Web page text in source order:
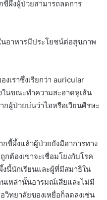
ผึ้งผู้ป่วยสามารถลดการ
อาหารมีประโยชน์ต่อสุขภาพ
เราซึ่งเรียกว่า auricular
ในขณะทำความสะอาดหูเส้น
กผู้ป่วยบ่นว่าไอหรือเวียนศีรษะ
กขี้ผึ้งแล้วผู้ป่วยยังมีอาการทาง
ต้องเขาจะเชื่อมโยงกับโรค
งนี้นักเรียนและผู้ที่มีสมาธิใน
เหล่านั้นอารมณ์เสียและไม่มี
ทยาลัยของเหยื่อก็ลดลงเช่น